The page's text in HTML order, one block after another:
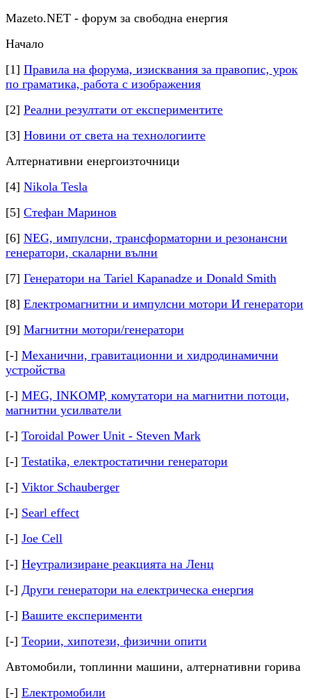
Mazeto.NET - форум за свободна енергия
Начало
[1] Правила на форума, изисквания за правопис, урок
по граматика, работа с изображения
[2] Реални резултати от експериментите
[3] Новини от света на технологиите
Алтернативни енергоизточници
[4] Nikola Tesla
[5] Стефан Маринов
[6] NEG, импулсни, трансформаторни и резонансни
генератори, скаларни вълни
[7] Генератори на Tariel Kapanadze и Donald Smith
[8] Електромагнитни и импулсни мотори И генератори
[9] Магнитни мотори/генератори
[-] Механични, гравитационни и хидродинамични
устройства
[-] MEG, INKOMP, комутатори на магнитни потоци,
магнитни усилватели
[-] Toroidal Power Unit - Steven Mark
[-] Testatika, електростатични генератори
[-] Viktor Schauberger
[-] Searl effect
[-] Joe Cell
[-] Неутрализиране реакцията на Ленц
[-] Други генератори на електрическа енергия
[-] Вашите експерименти
[-] Теории, хипотези, физични опити
Автомобили, топлинни машини, алтернативни горива
[-] Електромобили